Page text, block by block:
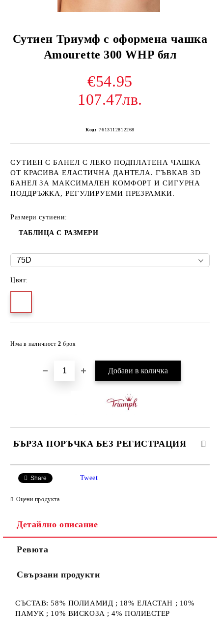
Сутиен Триумф с оформена чашка
Amourette 300 WHP бял
€54.95
107.47лв.
Код: 7613112812268
СУТИЕН С БАНЕЛ С ЛЕКО ПОДПЛАТЕНА ЧАШКА
ОТ КРАСИВА ЕЛАСТИЧНА ДАНТЕЛА. ГЪВКАВ 3D
БАНЕЛ ЗА МАКСИМАЛЕН КОМФОРТ И СИГУРНА
ПОДДРЪЖКА, РЕГУЛИРУЕМИ ПРЕЗРАМКИ.
Размери сутиени:
ТАБЛИЦА С РАЗМЕРИ
Цвят:
Има в наличност 2 броя
БЪРЗА ПОРЪЧКА БЕЗ РЕГИСТРАЦИЯ
Share Tweet
Оцени продукта
Детайлно описание
Ревюта
Свързани продукти
СЪСТАВ: 58% ПОЛИАМИД ; 18% ЕЛАСТАН ; 10%
ПАМУК ; 10% ВИСКОЗА ; 4% ПОЛИЕСТЕР